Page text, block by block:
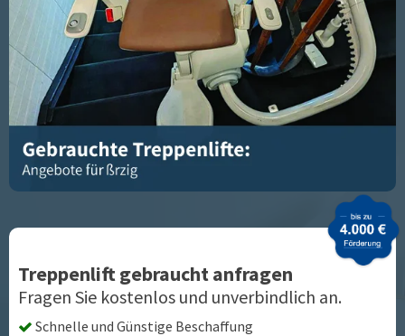
Treppenlift gebraucht anfragen
Fragen Sie kostenlos und unverbindlich an.
Schnelle und Günstige Beschaffung